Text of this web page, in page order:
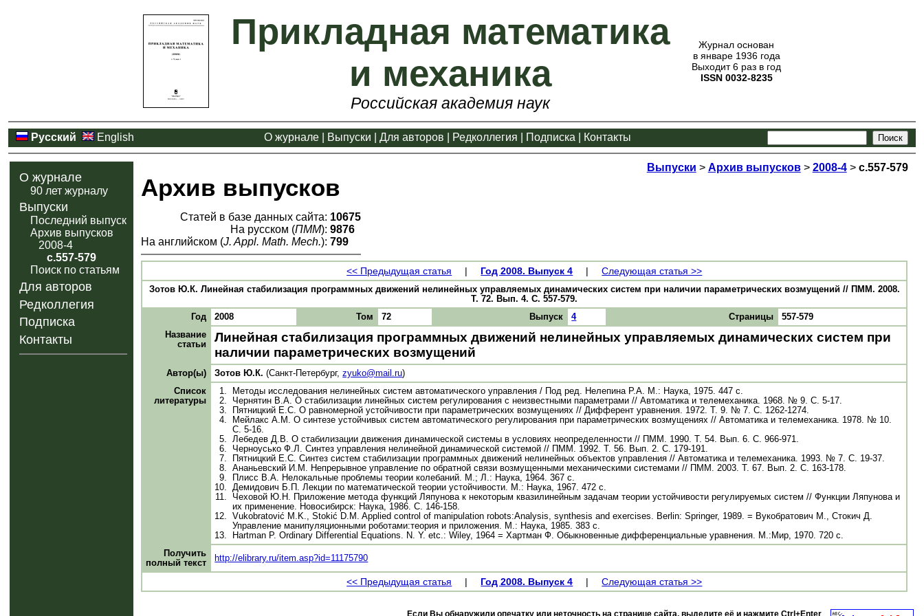
Прикладная математика
и механика
Российская академия наук
Журнал основан
в январе 1936 года
Выходит 6 раз в год
ISSN 0032-8235
Русский English О журнале Выпуски Для авторов Редколлегия Подписка Контакты
О журнале
90 лет журналу
Выпуски
Последний выпуск
Архив выпусков
2008-4
с.557-579
Поиск по статьям
Для авторов
Редколлегия
Подписка
Контакты
Выпуски > Архив выпусков> 2008-4> с.557-579
Архив выпусков
Статей в базе данных сайта: 10675
На русском (ПММ): 9876
На английском (J. Appl. Math. Mech.): 799
<< Предыдущая статья | Год 2008. Выпуск 4 | Следующая статья >>
Зотов Ю.К. Линейная стабилизация программных движений нелинейных управляемых динамических систем при наличии параметрических возмущений // ПММ. 2008.
Т. 72. Вып. 4. С. 557-579.
Год
2008 Том 72 Выпуск 4 Страницы
557-579
Название
статьи
Линейная стабилизация программных движений нелинейных управляемых динамических систем при
наличии параметрических возмущений
Автор(ы) Зотов Ю.К. (Санкт-Петербург,zyuko@mail.ru)
Список
литературы
1.
Методы исследования нелинейных систем автоматического управления / Под ред. Нелепина Р.А. М.: Наука, 1975. 447 с.
2. Чернятин В.А. О стабилизации линейных систем регулирования с неизвестными параметрами // Автоматика и телемеханика. 1968. № 9. С. 5-17.
3.
Пятницкий Е.С. О равномерной устойчивости при параметрических возмущениях // Дифферент уравнения. 1972. Т. 9. № 7. С. 1262-1274.
4.
Мейлакс A.M. О синтезе устойчивых систем автоматического регулирования при параметрических возмущениях // Автоматика и телемеханика. 1978. № 10.
С. 5-16.
5.Лебедев Д.В. О стабилизации движения динамической системы в условиях неопределенности // ПММ. 1990. Т. 54. Вып. 6. С. 966-971.
6. Черноусько Ф.Л. Синтез управления нелинейной динамической системой // ПММ. 1992. Т. 56. Вып. 2. С. 179-191.
7.
Пятницкий Е.С. Синтез систем стабилизации программных движений нелинейных объектов управления // Автоматика и телемеханика. 1993. № 7. С. 19-37.
8.Ананьевский И.М. Непрерывное управление по обратной связи возмущенными механическими системами // ПММ. 2003. Т. 67. Вып. 2. С. 163-178.
9.
Плисс В.А. Нелокальные проблемы теории колебаний. М.; Л.: Наука, 1964. 367 с.
10.Демидович Б.П. Лекции по математической теории устойчивости. М.: Наука, 1967. 472 с.
11. Чеховой Ю.Н. Приложение метода функций Ляпунова к некоторым квазилинейным задачам теории устойчивости регулируемых систем // Функции Ляпунова и
их применение. Новосибирск: Наука, 1986. С. 146-158.
12.Vukobratović M.K., Stokić D.M. Applied control of manipulation robots:Analysis, synthesis and exercises. Berlin: Springer, 1989. = Вукобратович М., Стокич Д.
Управление манипуляционными роботами:теория и приложения. М.: Наука, 1985. 383 с.
13.
Hartman P. Ordinary Differential Equations. N. Y. etc.: Wiley, 1964 = Хартман Ф. Обыкновенные дифференциальные уравнения. М.:Мир, 1970. 720 с.
Получить
полный текст
http://elibrary.ru/item.asp?id=11175790
<< Предыдущая статья | Год 2008. Выпуск 4 | Следующая статья >>